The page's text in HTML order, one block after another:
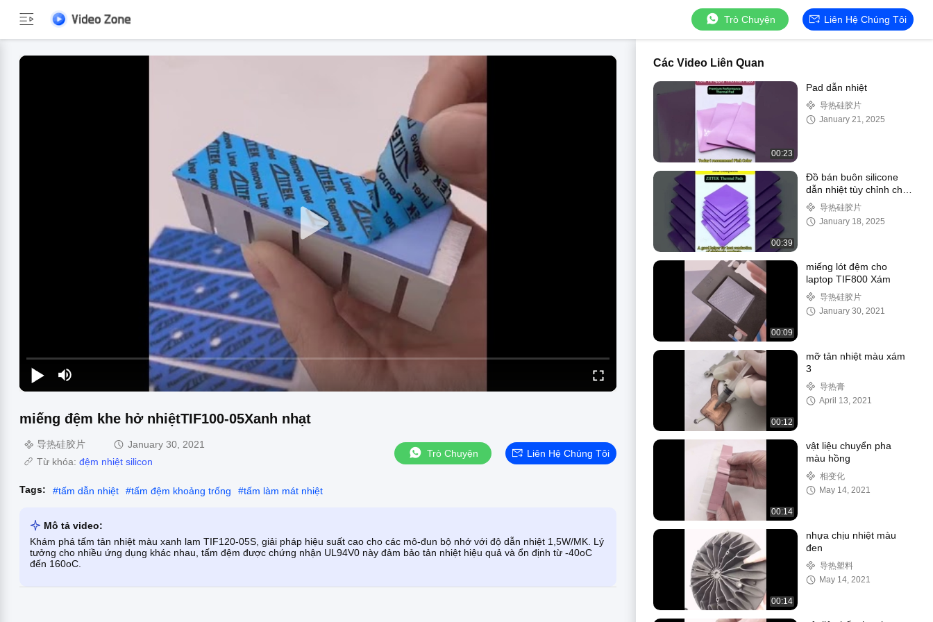
Trò Chuyện Liên Hệ Chúng Tôi
miếng đệm khe hở nhiệtTIF100-05Xanh nhạt
导热硅胶片
January 30, 2021
Từ khóa: đệm nhiệt silicon
Trò Chuyện Liên Hệ Chúng Tôi
Tags: #tấm dẫn nhiệt #tấm đệm khoảng trống #tấm làm mát nhiệt
Mô tả video:
Khám phá tấm tản nhiệt màu xanh lam TIF120-05S, giải pháp hiệu suất cao cho các mô-đun bộ nhớ với độ dẫn nhiệt 1,5W/MK. Lý
tưởng cho nhiều ứng dụng khác nhau, tấm đệm được chứng nhận UL94V0 này đảm bảo tản nhiệt hiệu quả và ổn định từ -40oC
đến 160oC.
Các Video Liên Quan
00:23
Pad dẫn nhiệt
导热硅胶片
January 21, 2025
00:39
Đồ bán buôn silicone
dẫn nhiệt tùy chỉnh cho
GPU CPU Cooling
导热硅胶片
January 18, 2025
00:09
miếng lót đệm cho
laptop TIF800 Xám
导热硅胶片
January 30, 2021
00:12
mỡ tản nhiệt màu xám
3
导热膏
April 13, 2021
00:14
vật liệu chuyển pha
màu hồng
相变化
May 14, 2021
00:14
nhựa chịu nhiệt màu
đen
导热塑料
May 14, 2021